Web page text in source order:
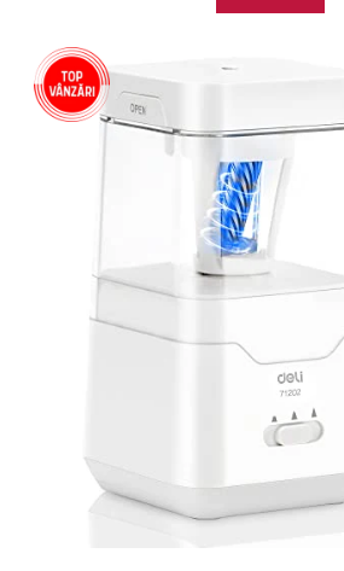
Cerneala
Cartuse cu cerneala
Corectoare
Fluid corector
Creioane mecanice
Mine pentru creioane mecanice
Pixuri cu mecanism